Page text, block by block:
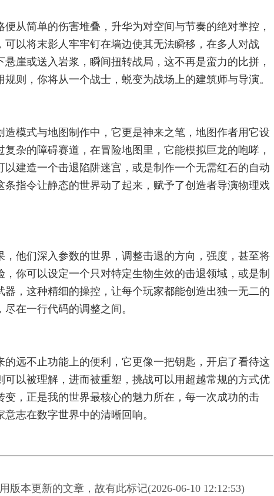
从简单的伤害堆叠，升华为对空间与节奏的绝对掌控，
以将末影人牢牢钉在墙边使其无法瞬移，在多人对战
崖或送入岩浆，瞬间扭转战局，这不再是蛮力的比拼，
则，你将从一个战士，蜕变为战场上的建筑师与导演。
模式与地图制作中，它更是神来之笔，地图作者用它设
杂的障碍赛道，在冒险地图里，它能模拟巨龙的咆哮，
建造一个击退陷阱迷宫，或是制作一个无需红石的自动
指令让静态的世界动了起来，赋予了创造者导演物理戏
他们深入参数的世界，调整击退的方向，强度，甚至将
你可以设定一个只对特定生物生效的击退领域，或是制
，这种精细的操控，让每个玩家都能创造出独一无二的
在一行代码的调整之间。
的远不止功能上的便利，它更像一把钥匙，开启了看待这
以被理解，进而被重塑，挑战可以用超越常规的方式优
，正是我的世界最核心的魅力所在，每一次成功的击
志在数字世界中的清晰回响。
版本更新的文章，故有此标记(2026-06-10 12:12:53)